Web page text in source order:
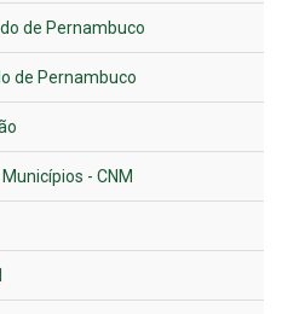
de Pernambuco
de Pernambuco
- CNM